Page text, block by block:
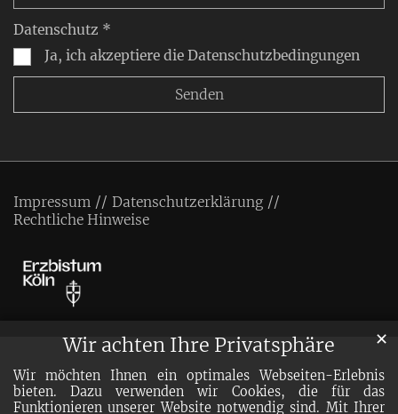
Wir achten Ihre Privatsphäre
Wir möchten Ihnen ein optimales Webseiten-Erlebnis
bieten. Dazu verwenden wir Cookies, die für das
Funktionieren unserer Website notwendig sind. Mit Ihrer
✕
Datenschutz *
Ja, ich akzeptiere die Datenschutzbedingungen
Impressum
Datenschutzerklärung
Rechtliche Hinweise